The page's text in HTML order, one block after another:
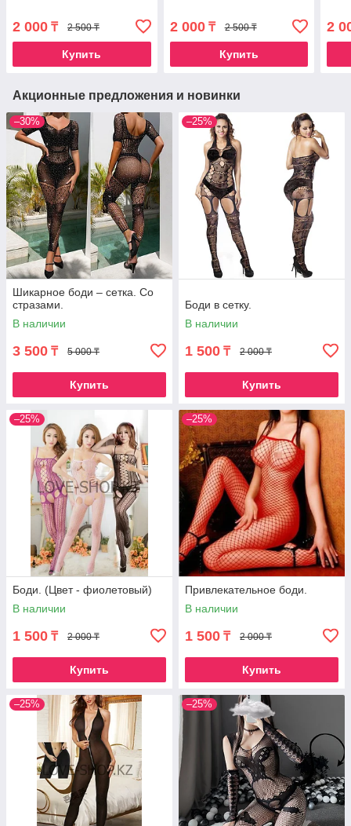
2 000 ₸ 2 500 ₸
Купить
2 000₸ 2 500 ₸
Купить
2
Акционные предложения и новинки
–30%
Шикарное боди – сетка. Со
стразами.
В наличии
3 500 ₸ 5 000 ₸
Купить
–25%
Боди в сетку.
В наличии
1 500 ₸ 2 000 ₸
Купить
–25%
Боди. (Цвет - фиолетовый)
В наличии
1 500 ₸ 2 000 ₸
Купить
–25%
Привлекательное боди.
В наличии
1 500 ₸ 2 000 ₸
Купить
–25% –25%